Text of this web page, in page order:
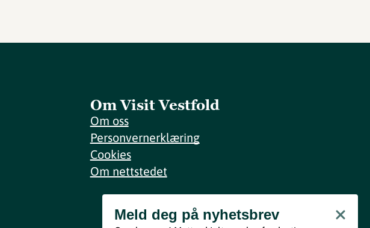
Om Visit Vestfold
Om oss
Personvernerklæring
Cookies
Om nettstedet
Meld deg på nyhetsbrev
Meld deg på nyhetsbrev